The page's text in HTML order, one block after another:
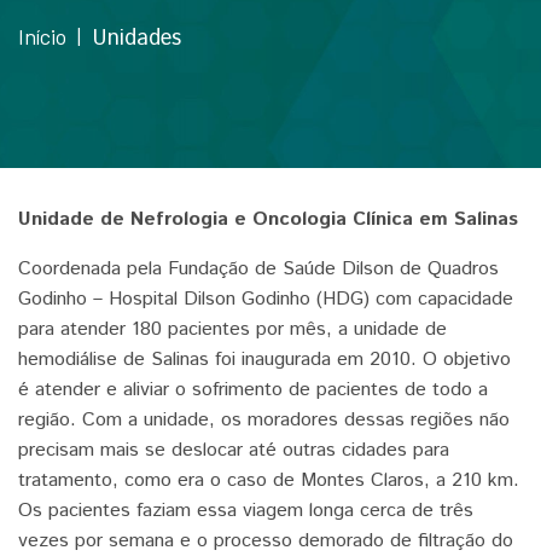
Início Unidades
Unidade de Nefrologia e Oncologia Clínica em Salinas
Coordenada pela Fundação de Saúde Dilson de Quadros
Godinho – Hospital Dilson Godinho (HDG) com capacidade
para atender 180 pacientes por mês, a unidade de
hemodiálise de Salinas foi inaugurada em 2010. O objetivo
é atender e aliviar o sofrimento de pacientes de todo a
região. Com a unidade, os moradores dessas regiões não
precisam mais se deslocar até outras cidades para
tratamento, como era o caso de Montes Claros, a 210 km.
Os pacientes faziam essa viagem longa cerca de três
vezes por semana e o processo demorado de filtração do